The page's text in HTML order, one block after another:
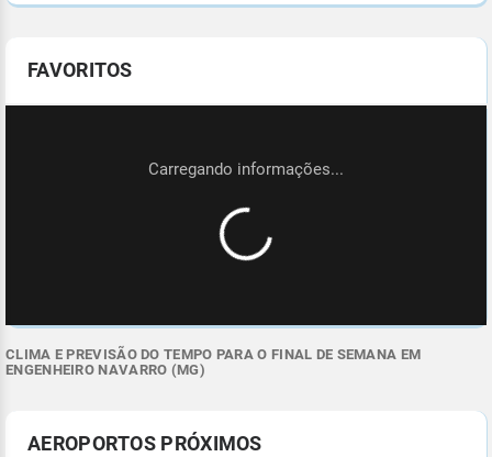
FAVORITOS
CLIMA E PREVISÃO DO TEMPO PARA O FINAL DE SEMANA EM
ENGENHEIRO NAVARRO (MG)
AEROPORTOS PRÓXIMOS